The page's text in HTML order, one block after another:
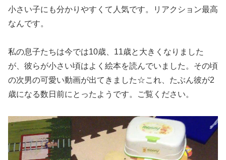
小さい子にも分かりやすくて人気です。リアクション最高
なんです。
私の息子たちは今では10歳、11歳と大きくなりました
が、彼らが小さい頃はよく絵本を読んでいました。その頃
の次男の可愛い動画が出てきました☆これ、たぶん彼が2
歳になる数日前にとったようです。ご覧ください。
動
プ